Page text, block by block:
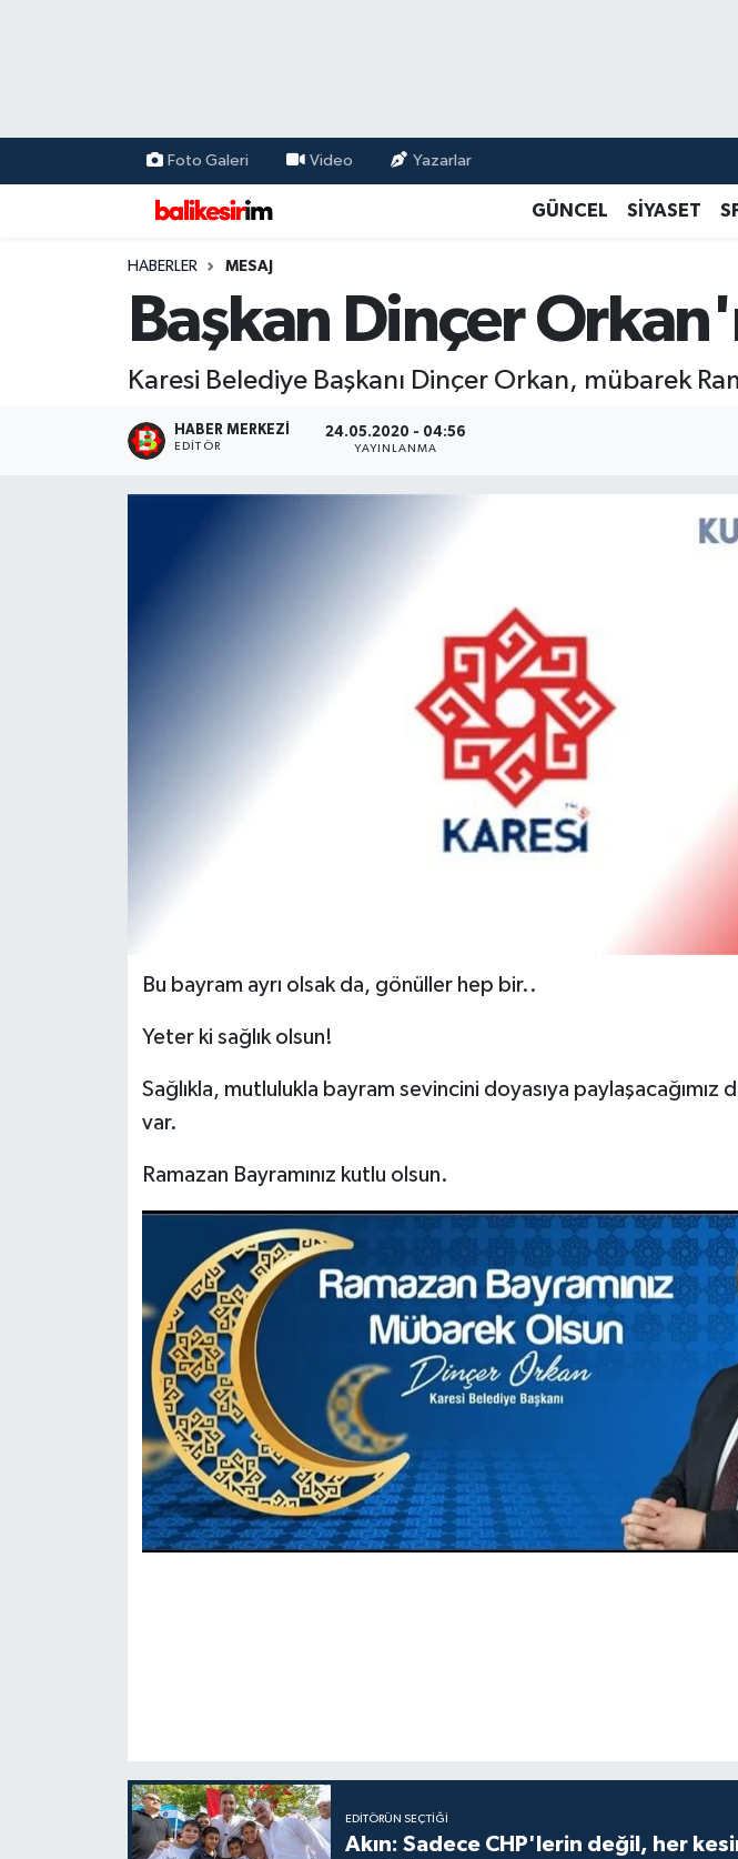
Foto Galeri Video Yazarlar
GÜNCEL SİYASET
HABERLER MESAJ
Başkan Dinçer
Karesi Belediye Başkanı Dinçer Orkan, mübarek
HABER MERKEZI
EDITÖR
24.05.2020 - 04:56
YAYINLANMA
Bu bayram ayrı olsak da, gönüller hep bir..
Yeter ki sağlık olsun!
Sağlıkla, mutlulukla bayram sevincini doyasıya paylaşacağımız
var.
Ramazan Bayramınız kutlu olsun.
EDITÖRÜN SEÇTIĞI
Akın: Sadece CHP'lerin değil, her